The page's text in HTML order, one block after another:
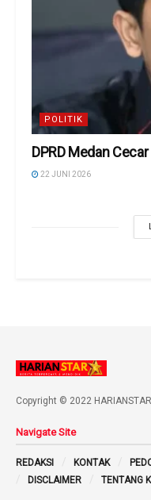
POLITIK
DPRD Medan
22 JUNI 2026
Copyright © 2022
Navigate Site
REDAKSI KONTAK
DISCLAIMER
TENTANG